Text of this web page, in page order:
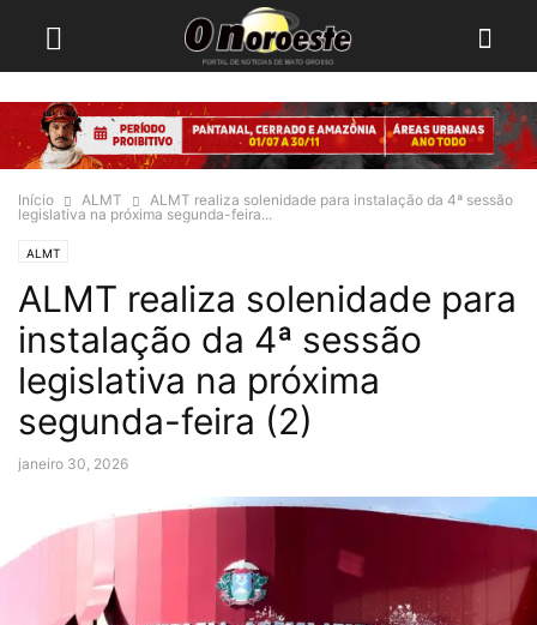
Início ALMT
ALMT realiza solenidade para instalação da 4ª sessão
legislativa na próxima segunda-feira...
ALMT
ALMT realiza solenidade para
instalação da 4ª sessão
legislativa na próxima
segunda-feira (2)
janeiro 30, 2026